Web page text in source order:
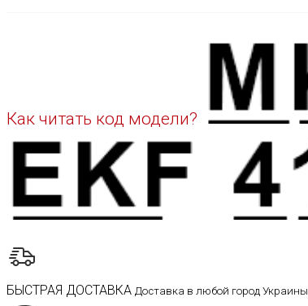
Как читать код модели?
БЫСТРАЯ ДОСТАВКА Доставка в любой город Украины